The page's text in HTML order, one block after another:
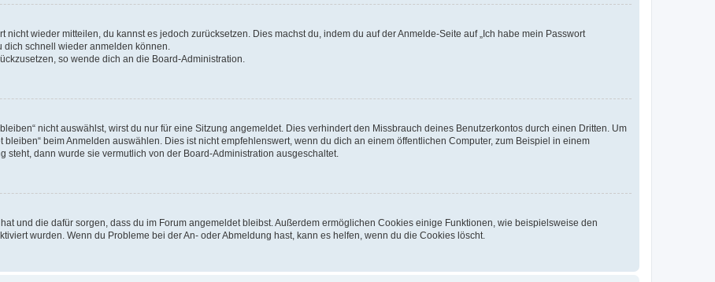
nicht wieder mitteilen, du kannst es jedoch zurücksetzen. Dies machst du, indem du auf der Anmelde-Seite auf „Ich habe mein Passwort
schnell wieder anmelden können.
so wende dich an die Board-Administration.
nicht auswählst, wirst du nur für eine Sitzung angemeldet. Dies verhindert den Missbrauch deines Benutzerkontos durch einen Dritten. Um
beim Anmelden auswählen. Dies ist nicht empfehlenswert, wenn du dich an einem öffentlichen Computer, zum Beispiel in einem
steht, dann wurde sie vermutlich von der Board-Administration ausgeschaltet.
und die dafür sorgen, dass du im Forum angemeldet bleibst. Außerdem ermöglichen Cookies einige Funktionen, wie beispielsweise den
wurden. Wenn du Probleme bei der An- oder Abmeldung hast, kann es helfen, wenn du die Cookies löscht.